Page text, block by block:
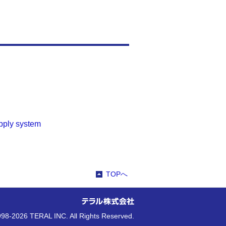
system
TOPへ
2026 TERAL INC. All Rights Reserved.